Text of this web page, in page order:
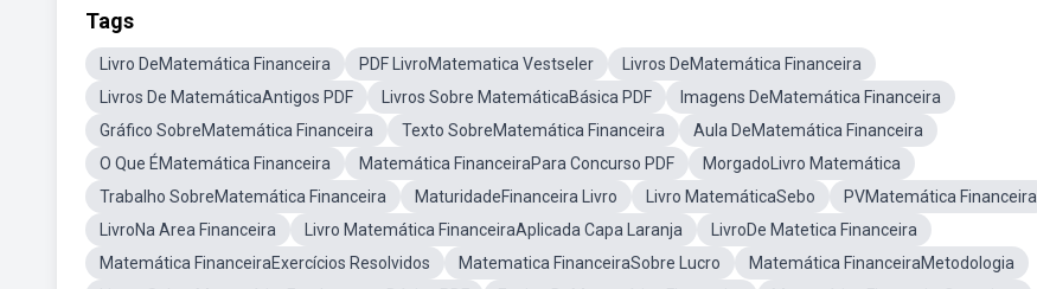
Tags
Livro DeMatemática Financeira PDF LivroMatematica Vestseler
Livros DeMatemática Financeira
Livros De MatemáticaAntigos PDF
Livros Sobre MatemáticaBásica PDF
Imagens DeMatemática Financeira
Gráfico SobreMatemática Financeira
Texto SobreMatemática Financeira
Aula DeMatemática Financeira
O Que ÉMatemática Financeira
Matemática FinanceiraPara Concurso PDF
MorgadoLivro Matemática
Trabalho SobreMatemática Financeira
MaturidadeFinanceira Livro Livro MatemáticaSebo
PVMatemática Financeira
LivroNa Area Financeira
Livro Matemática FinanceiraAplicada Capa Laranja
LivroDe Matetica Financeira
Matemática FinanceiraExercícios Resolvidos
Matematica FinanceiraSobre Lucro
Matemática FinanceiraMetodologia